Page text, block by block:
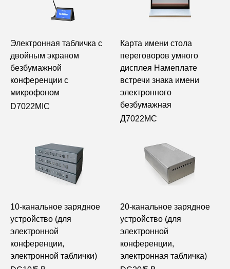
Электронная табличка с
двойным экраном
безбумажной
конференции с
микрофоном
D7022MIC
Карта имени стола
переговоров умного
дисплея Намеплате
встречи знака имени
электронного
безбумажная
Д7022МС
10-канальное зарядное
устройство (для
электронной
конференции,
электронной таблички)
20-канальное зарядное
устройство (для
электронной
конференции,
электронная табличка)